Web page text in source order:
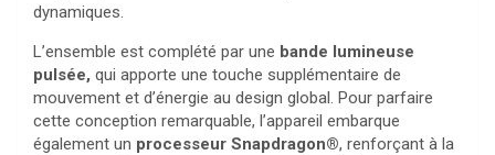
dynamiques.
L’ensemble est complété par une bande lumineuse
pulsée, qui apporte une touche supplémentaire de
mouvement et d’énergie au design global. Pour parfaire
cette conception remarquable, l’appareil embarque
également un processeur Snapdragon®, renforçant à la